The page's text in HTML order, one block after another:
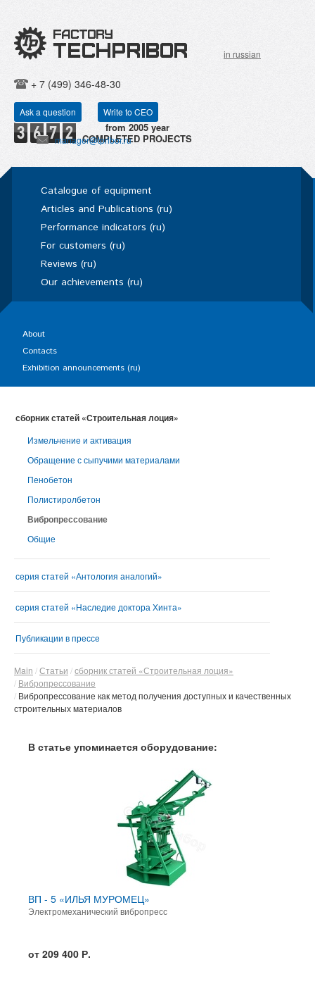
in russian
+ 7 (499) 346-48-30
Ask a question Write to CEO
manager@tpribor.ru
COMPLETED PROJECTS
Catalogue of equipment
Articles and Publications (ru)
Performance indicators (ru)
For customers (ru)
Reviews (ru)
Our achievements (ru)
About
Contacts
Exhibition announcements (ru)
сборник статей «Строительная лоция»
Измельчение и активация
Обращение с сыпучими материалами
Пенобетон
Полистиролбетон
Вибропрессование
Общие
серия статей «Антология аналогий»
серия статей «Наследие доктора Хинта»
Публикации в прессе
Main Статьи сборник статей «Строительная лоция»
Вибропрессование
Вибропрессование как метод получения доступных и качественных
строительных материалов
В статье упоминается оборудование:
ВП - 5 «ИЛЬЯ МУРОМЕЦ»
Электромеханический вибропресс
от 209 400 Р.